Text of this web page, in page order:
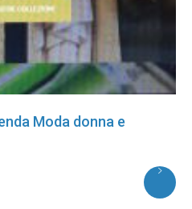
Moda donna e